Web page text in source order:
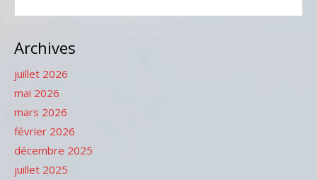
Archives
juillet 2026
mai 2026
mars 2026
février 2026
décembre 2025
juillet 2025